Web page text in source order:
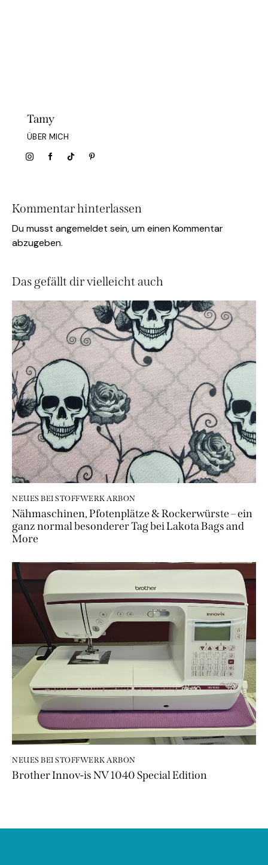
Tamy
ÜBER MICH
Kommentar hinterlassen
Du musst angemeldet sein, um einen Kommentar
abzugeben.
Das gefällt dir vielleicht auch
NEUES BEI STOFFWERK ARBON
Nähmaschinen, Pfotenplätze & Rockerwürste – ein
ganz normal besonderer Tag bei Lakota Bags and
More
NEUES BEI STOFFWERK ARBON
Brother Innov-is NV 1040 Special Edition